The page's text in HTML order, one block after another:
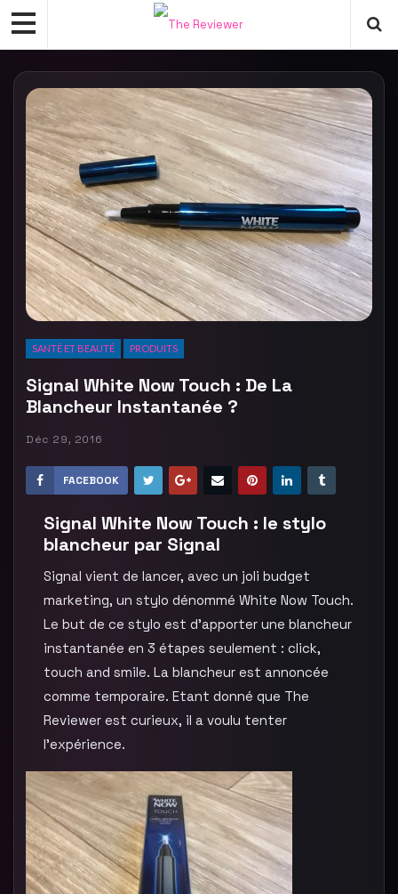
SANTÉ ET BEAUTÉ PRODUITS
Signal White Now Touch : De La
Blancheur Instantanée ?
Déc 29, 2016
FACEBOOK
Signal White Now Touch : le stylo
blancheur par Signal
Signal vient de lancer, avec un joli budget
marketing, un stylo dénommé White Now Touch.
Le but de ce stylo est d’apporter une blancheur
instantanée en 3 étapes seulement : click,
touch and smile. La blancheur est annoncée
comme temporaire. Etant donné que The
Reviewer est curieux, il a voulu tenter
l’expérience.